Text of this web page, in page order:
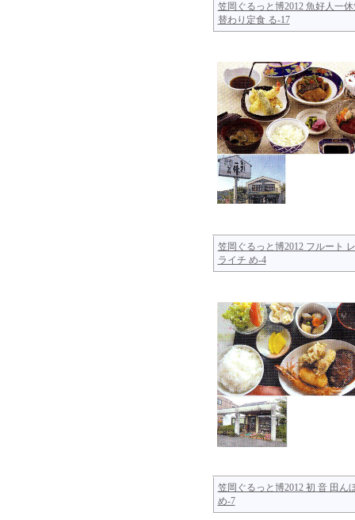
笠岡ぐるっと博2012 魚好人一
替わり定食 る-17
笠岡ぐるっと博2012 フルート
ライチ め-4
笠岡ぐるっと博2012 初 音 田ん
め-7